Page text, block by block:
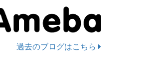
過去のブログはこちら